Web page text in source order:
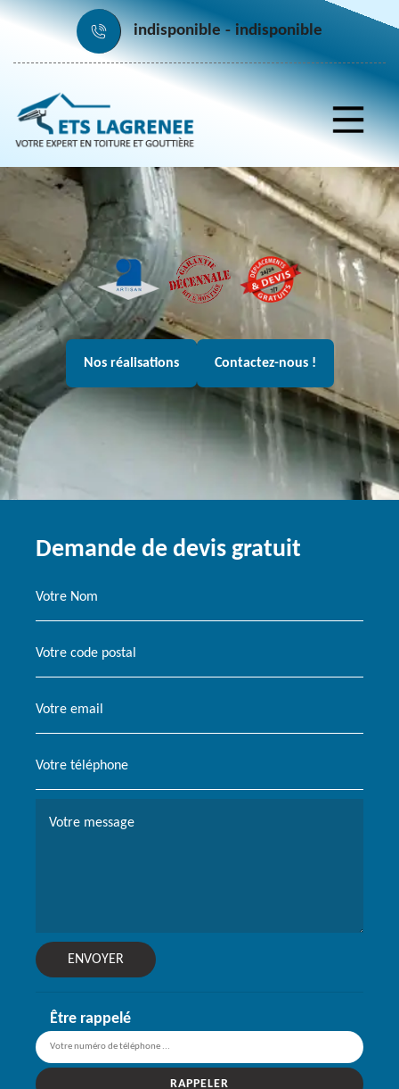
indisponible indisponible
Nos réalisations Contactez-nous !
Demande de devis gratuit
Être rappelé